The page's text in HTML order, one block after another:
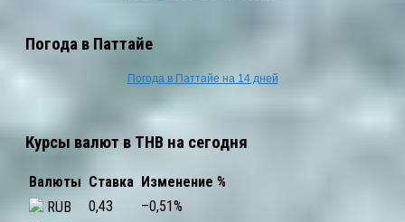
Погода в Паттайе
Погода в Паттайе на 14 дней
Курсы валют в THB на сегодня
Валюты Ставка Изменение %
RUB
0,43 –0,51%